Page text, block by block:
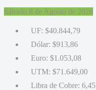
Sábado 8 de Agosto de 2026
UF: $40.844,79
Dólar: $913,86
Euro: $1.053,08
UTM: $71.649,00
Libra de Cobre: 6,45